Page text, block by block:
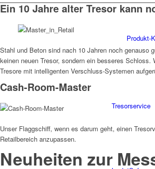
Produkt-
Tresorservice
Ein 10 Jahre alter Tresor kann
Stahl und Beton sind nach 10 Jahren noch genauso
keinen neuen Tresor, sondern ein besseres
Tresore mit intelligenten Verschluss-Systemen
Cash-Room-Master
Unser Flaggschiff, wenn es darum geht, einen
Retailbereich anzupassen.
Neuheiten zur